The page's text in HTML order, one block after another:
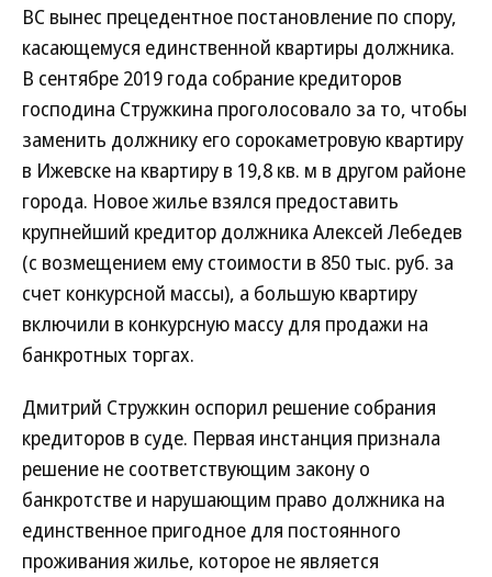
ВС вынес прецедентное постановление по спору,
касающемуся единственной квартиры должника.
В сентябре 2019 года собрание кредиторов
господина Стружкина проголосовало за то, чтобы
заменить должнику его сорокаметровую квартиру
в Ижевске на квартиру в 19,8 кв. м в другом районе
города. Новое жилье взялся предоставить
крупнейший кредитор должника Алексей Лебедев
(с возмещением ему стоимости в 850 тыс. руб. за
счет конкурсной массы), а большую квартиру
включили в конкурсную массу для продажи на
банкротных торгах.
Дмитрий Стружкин оспорил решение собрания
кредиторов в суде. Первая инстанция признала
решение не соответствующим закону о
банкротстве и нарушающим право должника на
единственное пригодное для постоянного
проживания жилье, которое не является